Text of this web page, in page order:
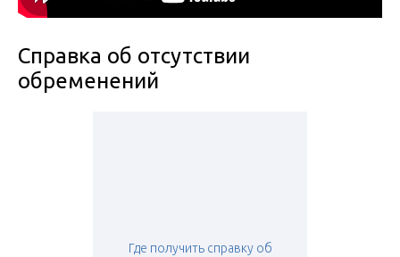
Справка об отсутствии
обременений
Где получить справку об